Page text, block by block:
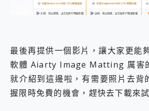
最後再提供一個影片，讓大家更能
軟體 Aiarty Image Matting 厲害
就介紹到這邊啦，有需要照片去背
握限時免費的機會，趕快去下載來試